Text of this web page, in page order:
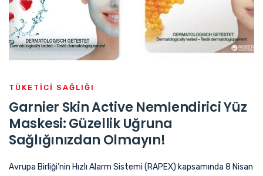
TÜKETICI SAĞLIĞI
Garnier Skin Active Nemlendirici Yüz
Maskesi: Güzellik Uğruna
Sağlığınızdan Olmayın!
Avrupa Birliği’nin Hızlı Alarm Sistemi (RAPEX) kapsamında 8 Nisan